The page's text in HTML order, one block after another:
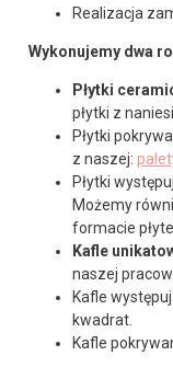
Realizacja
Wykonujemy dwa
Płytki
płytki z
Płytki
z naszej:
Płytki
Możemy
formacie
Kafle
naszej
Kafle
kwadrat.
Kafle